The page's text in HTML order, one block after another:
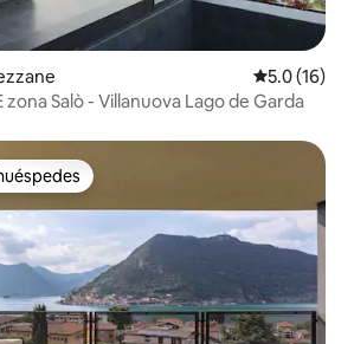
Calificación
5.0 (16)
zona Salò - Villanuova Lago de Garda
preferido